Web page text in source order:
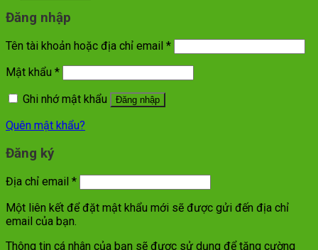
Đăng nhập
Tên tài khoản hoặc địa chỉ email *
Mật khẩu *
Ghi nhớ mật khẩu
Đăng nhập
Quên mật khẩu?
Đăng ký
Địa chỉ email *
Một liên kết để đặt mật khẩu mới sẽ được gửi đến địa chỉ
email của bạn.
Thông tin cá nhân của bạn sẽ được sử dụng để tăng cường